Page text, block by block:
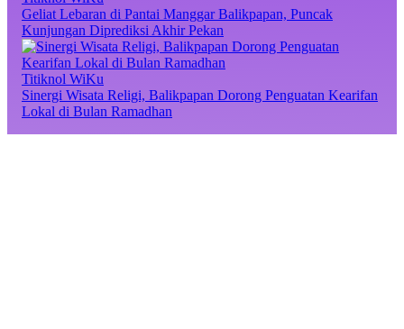
Geliat Lebaran di Pantai Manggar Balikpapan, Puncak
Kunjungan Diprediksi Akhir Pekan
Titiknol WiKu
Sinergi Wisata Religi, Balikpapan Dorong Penguatan Kearifan
Lokal di Bulan Ramadhan